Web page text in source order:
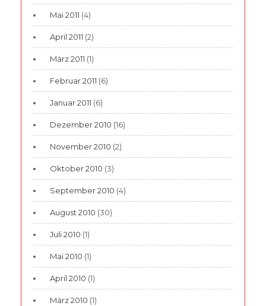
Mai 2011 (4)
April 2011 (2)
März 2011 (1)
Februar 2011 (6)
Januar 2011 (6)
Dezember 2010 (16)
November 2010 (2)
Oktober 2010 (3)
September 2010 (4)
August 2010 (30)
Juli 2010 (1)
Mai 2010 (1)
April 2010 (1)
März 2010 (1)